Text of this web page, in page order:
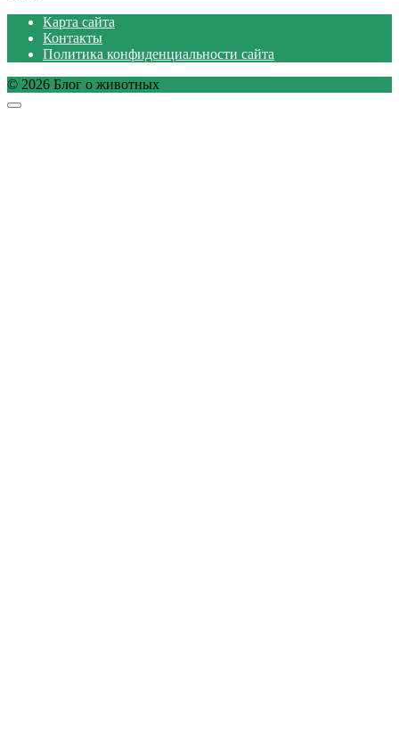
Карта сайта
Контакты
Политика конфиденциальности сайта
© 2026 Блог о животных